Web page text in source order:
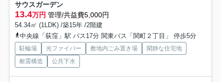
サウスガーデン
13.4万円 管理/共益費5,000円
54.34㎡ (1LDK) /築15年 /2階建
中央線「荻窪」駅 バス17分 関東バス「関町２丁目」 停歩5分
駐輪場 光ファイバー 敷地内ごみ置き場
閑静な住宅地
耐震構造
公共下水